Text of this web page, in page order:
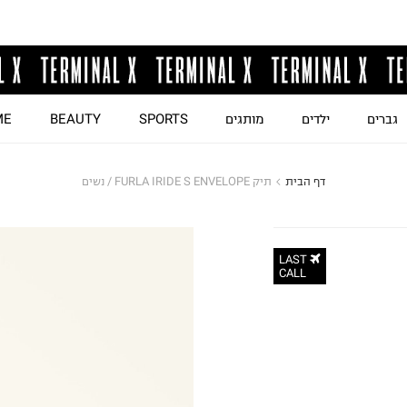
גברים ילדים מותגים SPORTS
BEAUTY
דף הבית תיק FURLA IRIDE S ENVELOPE / נשים
LAST
CALL